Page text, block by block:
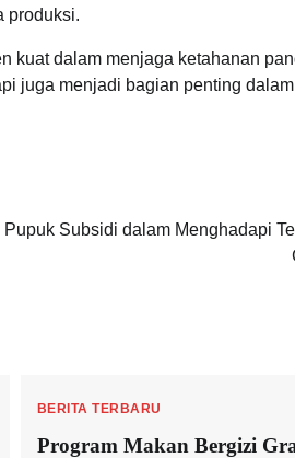
produksi.
kuat dalam menjaga ketahanan
juga menjadi bagian penting dalam
Pupuk Subsidi dalam Menghadapi
BERITA TERBARU
Program Makan Bergizi